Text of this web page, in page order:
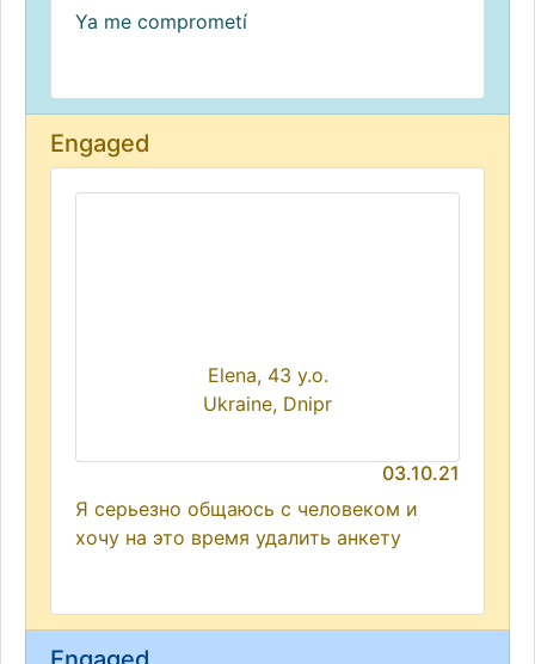
Ya me comprometí
Engaged
Elena, 43 y.o.
Ukraine, Dnipr
03.10.21
Я серьезно общаюсь с человеком и
хочу на это время удалить анкету